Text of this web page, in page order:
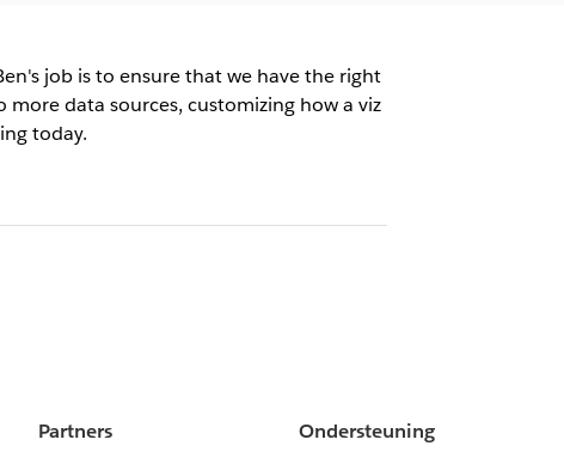
job is to ensure that we have the right
data sources, customizing how a viz
today.
Partners Ondersteuning